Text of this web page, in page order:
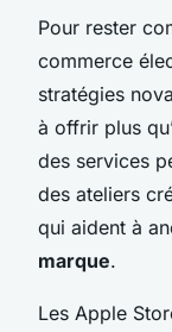
Pour rester
commerce
stratégies
à offrir plus
des services
des ateliers
qui aident à
marque.
Les Apple